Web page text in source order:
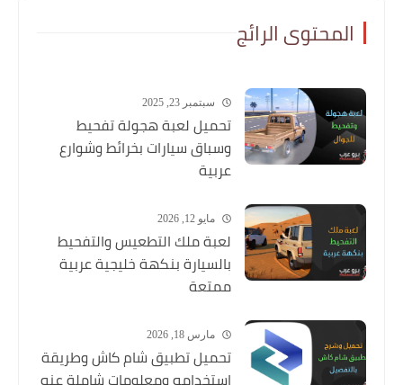
المحتوى الرائج
سبتمبر 23, 2025
تحميل لعبة هجولة تفحيط
وسباق سيارات بخرائط وشوارع
عربية
مايو 12, 2026
لعبة ملك التطعيس والتفحيط
بالسيارة بنكهة خليجية عربية
ممتعة
مارس 18, 2026
تحميل تطبيق شام كاش وطريقة
استخدامه ومعلومات شاملة عنه